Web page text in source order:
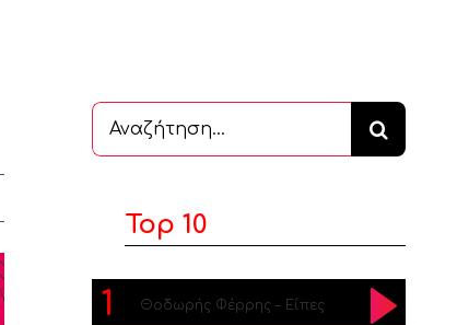
Αναζήτηση
...
Top 10
1 Θοδωρής Φέρρης – Είπες